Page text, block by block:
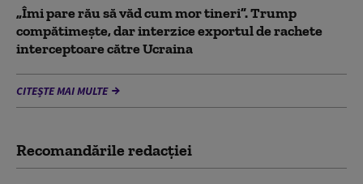
„Îmi pare rău să văd cum mor tineri”. Trump
compătimește, dar interzice exportul de rachete
interceptoare către Ucraina
CITEȘTE MAI MULTE
Recomandările redacţiei